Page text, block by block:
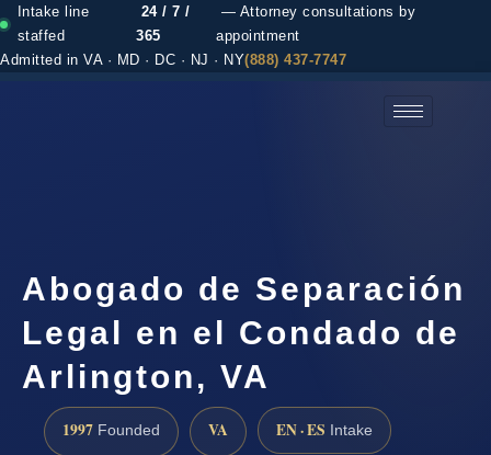
Intake line
staffed
24 / 7 /
365
— Attorney consultations by
appointment
Admitted in VA · MD · DC · NJ · NY(888) 437-7747
Abogado de Separación
Legal en el Condado de
Arlington, VA
1997 Founded VA EN · ES Intake